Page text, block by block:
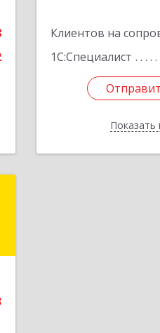
Клиентов на
1С:Специалист
Показать